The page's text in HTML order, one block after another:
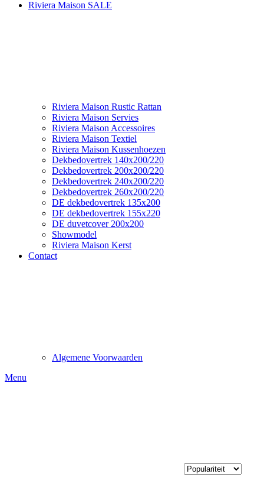
Riviera Maison SALE
Riviera Maison Rustic Rattan
Riviera Maison Servies
Riviera Maison Accessoires
Riviera Maison Textiel
Riviera Maison Kussenhoezen
Dekbedovertrek 140x200/220
Dekbedovertrek 200x200/220
Dekbedovertrek 240x200/220
Dekbedovertrek 260x200/220
DE dekbedovertrek 135x200
DE dekbedovertrek 155x220
DE duvetcover 200x200
Showmodel
Riviera Maison Kerst
Contact
Algemene Voorwaarden
Menu